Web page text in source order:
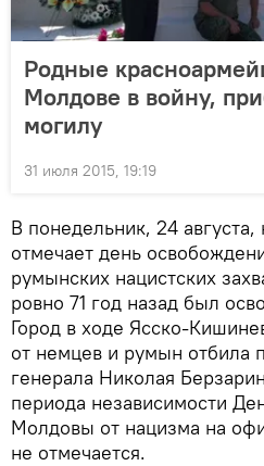
Родные
Молдове в войну,
могилу
31 июля 2015, 19:19
В понедельник, 24
отмечает день
румынских нацистских
ровно 71 год назад был
Город в ходе Ясско-
от немцев и румын отбила
генерала Николая
периода независимости
Молдовы от нацизма на
не отмечается.